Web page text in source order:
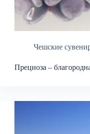
Чешские
Прециоза –